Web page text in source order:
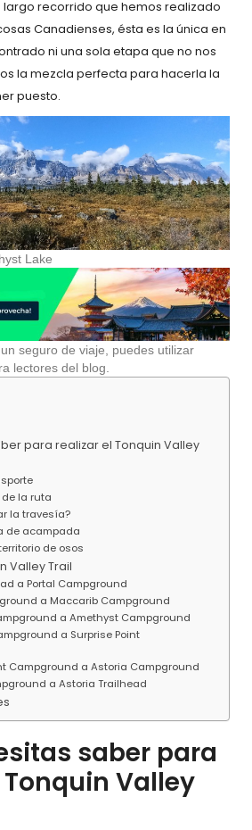
recorrido que hemos realizado
Canadienses, ésta es la única en
ni una sola etapa que no nos
la mezcla perfecta para hacerla la
puesto.
Lake
seguro de viaje, puedes utilizar
lectores del blog.
para realizar el Tonquin Valley
la ruta
la travesía?
de acampada
de osos
Valley Trail
a Portal Campground
a Maccarib Campground
a Amethyst Campground
a Surprise Point
Campground a Astoria Campground
a Astoria Trailhead
saber para
Valley